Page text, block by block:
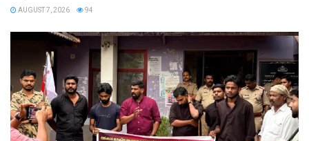
AUGUST 7, 2026 94